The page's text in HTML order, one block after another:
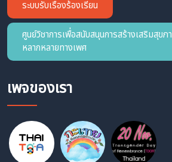
ระบบรับเรื่องร้องเรียน
ศูนย์วิชาการเพื่อสนับสนุนการสร้างเสริมสุข
หลากหลายทางเพศ
เพจของเรา